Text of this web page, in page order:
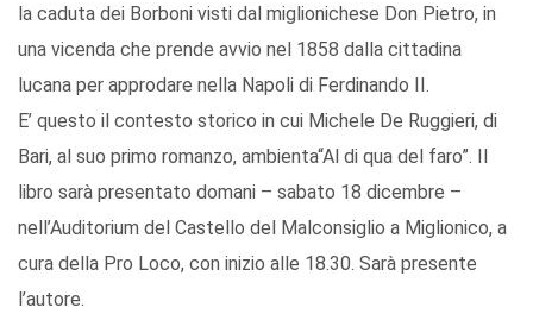
la caduta dei Borboni visti dal miglionichese Don Pietro, in
una vicenda che prende avvio nel 1858 dalla cittadina
lucana per approdare nella Napoli di Ferdinando II.
E’ questo il contesto storico in cui Michele De Ruggieri, di
Bari, al suo primo romanzo, ambienta“Al di qua del faro”. Il
libro sarà presentato domani – sabato 18 dicembre –
nell’Auditorium del Castello del Malconsiglio a Miglionico, a
cura della Pro Loco, con inizio alle 18.30. Sarà presente
l’autore.